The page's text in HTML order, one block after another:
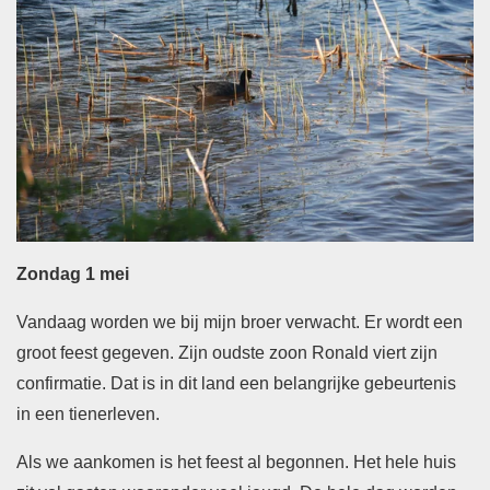
Zondag 1 mei
Vandaag worden we bij mijn broer verwacht. Er wordt een
groot feest gegeven. Zijn oudste zoon Ronald viert zijn
confirmatie. Dat is in dit land een belangrijke gebeurtenis
in een tienerleven.
Als we aankomen is het feest al begonnen. Het hele huis